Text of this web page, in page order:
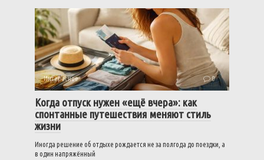
Интересное 0
Когда отпуск нужен «ещё вчера»: как
спонтанные путешествия меняют стиль
жизни
Иногда решение об отдыхе рождается не за полгода до поездки, а
в один напряжённый